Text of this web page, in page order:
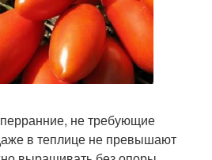
не требующие
в теплице не превышают